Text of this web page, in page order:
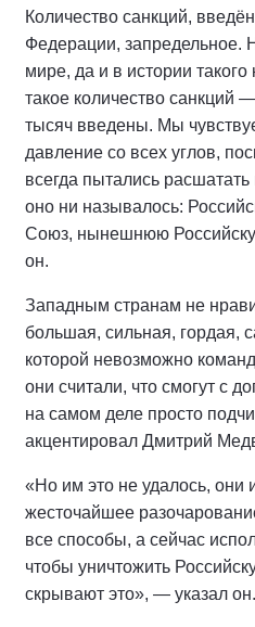
Количество санкций,
Федерации, запредельное.
мире, да и в истории
такое количество санкций
тысяч введены. Мы
давление со всех углов,
всегда пытались
оно ни называлось:
Союз, нынешнюю
он.
Западным странам не
большая, сильная, гордая,
которой невозможно
они считали, что смогут с
на самом деле просто
акцентировал Дмитрий
«Но им это не удалось, они
жесточайшее
все способы, а сейчас
чтобы уничтожить
скрывают это», — указал он.